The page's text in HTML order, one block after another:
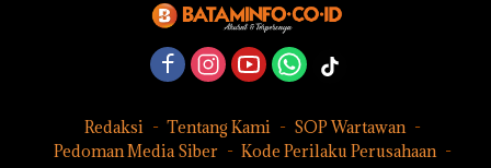
Redaksi Tentang Kami
SOP Wartawan
Pedoman Media Siber
Kode Perilaku Perusahaan